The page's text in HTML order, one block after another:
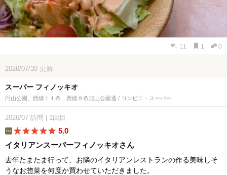
11 1 0
2026/07/30 更新
スーパー フィノッキオ
円山公園、西線１１条、西線９条旭山公園通 / コンビニ・スーパー
2026/07 訪問 1回目
5.0
イタリアンスーパーフィノッキオさん
去年たまたま行って、お隣のイタリアンレストランの作る美味しそ
うなお惣菜を何度か買わせていただきました。